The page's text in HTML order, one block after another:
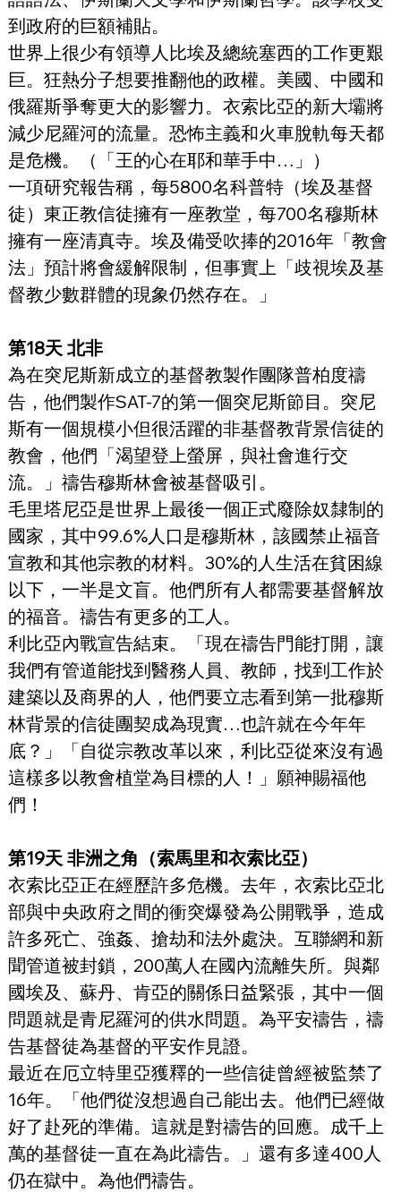
到政府的巨額補貼。
世界上很少有領導人比埃及總統塞西的工作更艱
巨。狂熱分子想要推翻他的政權。美國、中國和
俄羅斯爭奪更大的影響力。衣索比亞的新大壩將
減少尼羅河的流量。恐怖主義和火車脫軌每天都
是危機。（「王的心在耶和華手中…」）
一項研究報告稱，每5800名科普特（埃及基督
徒）東正教信徒擁有一座教堂，每700名穆斯林
擁有一座清真寺。埃及備受吹捧的2016年「教會
法」預計將會緩解限制，但事實上「歧視埃及基
督教少數群體的現象仍然存在。」
第18天 北非
為在突尼斯新成立的基督教製作團隊普柏度禱
告，他們製作SAT-7的第一個突尼斯節目。突尼
斯有一個規模小但很活躍的非基督教背景信徒的
教會，他們「渴望登上螢屏，與社會進行交
流。」禱告穆斯林會被基督吸引。
毛里塔尼亞是世界上最後一個正式廢除奴隸制的
國家，其中99.6%人口是穆斯林，該國禁止福音
宣教和其他宗教的材料。30%的人生活在貧困線
以下，一半是文盲。他們所有人都需要基督解放
的福音。禱告有更多的工人。
利比亞內戰宣告結束。「現在禱告門能打開，讓
我們有管道能找到醫務人員、教師，找到工作於
建築以及商界的人，他們要立志看到第一批穆斯
林背景的信徒團契成為現實…也許就在今年年
底？」「自從宗教改革以來，利比亞從來沒有過
這樣多以教會植堂為目標的人！」願神賜福他
們！
第19天 非洲之角（索馬里和衣索比亞）
衣索比亞正在經歷許多危機。去年，衣索比亞北
部與中央政府之間的衝突爆發為公開戰爭，造成
許多死亡、強姦、搶劫和法外處決。互聯網和新
聞管道被封鎖，200萬人在國內流離失所。與鄰
國埃及、蘇丹、肯亞的關係日益緊張，其中一個
問題就是青尼羅河的供水問題。為平安禱告，禱
告基督徒為基督的平安作見證。
最近在厄立特里亞獲釋的一些信徒曾經被監禁了
16年。「他們從沒想過自己能出去。他們已經做
好了赴死的準備。這就是對禱告的回應。成千上
萬的基督徒一直在為此禱告。」還有多達400人
仍在獄中。為他們禱告。